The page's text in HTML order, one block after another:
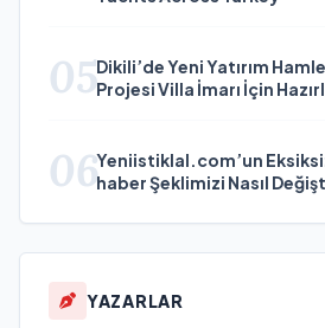
05Dikili’de Yeni Yatırım
Projesi Villa İmarı İçin
06Yeniistiklal.com’un
haber Şeklimizi Nasıl
YAZARLAR